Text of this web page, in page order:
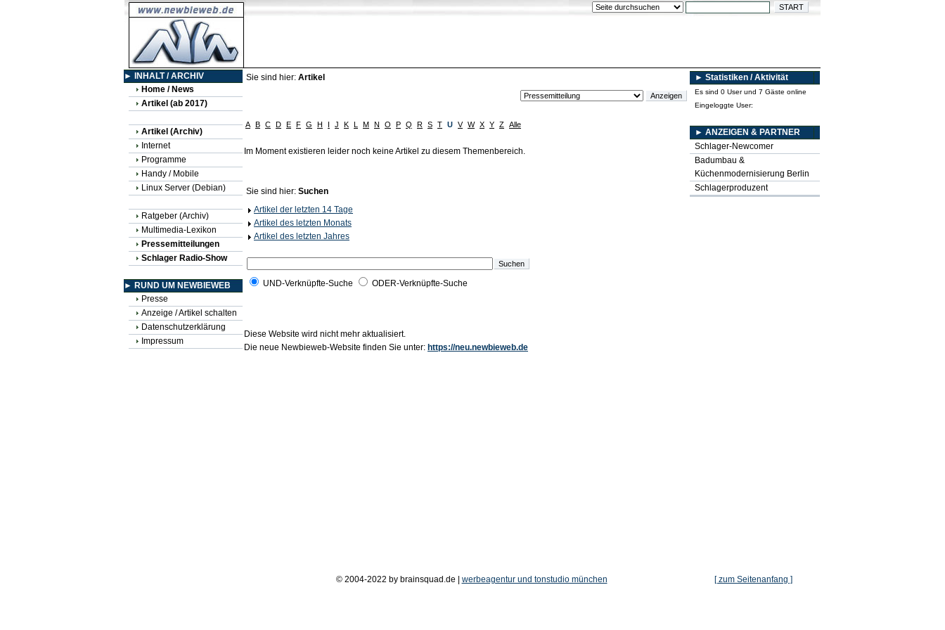
► INHALT / ARCHIV
Home / News
Artikel (ab 2017)
Artikel (Archiv)
Internet
Programme
Handy / Mobile
Linux Server (Debian)
Ratgeber (Archiv)
Multimedia-Lexikon
Pressemitteilungen
Schlager Radio-Show
► RUND UM NEWBIEWEB
Presse
Anzeige / Artikel schalten
Datenschutzerklärung
Impressum
Sie sind hier: Artikel
A B C D E F G H I J K L M N O P Q R S T U V W X Y Z Alle
Im Moment existieren leider noch keine Artikel zu diesem Themenbereich.
Sie sind hier: Suchen
Artikel der letzten 14 Tage
Artikel des letzten Monats
Artikel des letzten Jahres
UND-Verknüpfte-Suche ODER-Verknüpfte-Suche
Diese Website wird nicht mehr aktualisiert.
Die neue Newbieweb-Website finden Sie unter: https://neu.newbieweb.de
► Statistiken / Aktivität
Es sind 0 User und 7 Gäste online
Eingeloggte User:
► ANZEIGEN & PARTNER
Schlager-Newcomer
Badumbau &
Küchenmodernisierung Berlin
Schlagerproduzent
© 2004-2022 by brainsquad.de | werbeagentur und tonstudio münchen [ zum Seitenanfang ]